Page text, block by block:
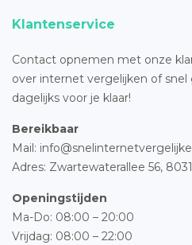
Klantenservice
Contact opnemen met onze
over internet vergelijken of snel
dagelijks voor je klaar!
Bereikbaar
Mail:
Adres: Zwartewaterallee 56,
Openingstijden
Ma-Do: 08:00 – 20:00
Vrijdag: 08:00 – 22:00